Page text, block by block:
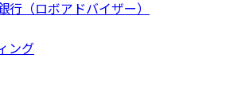
（ロボアドバイザー）
ング